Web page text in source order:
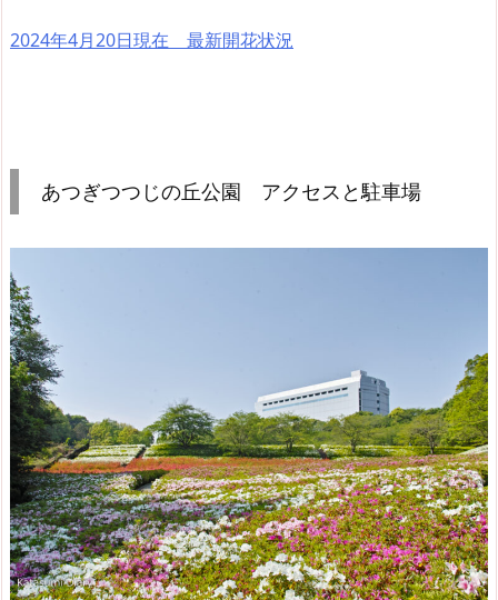
2024年4月20日現在 最新開花状況
あつぎつつじの丘公園 アクセスと駐車場